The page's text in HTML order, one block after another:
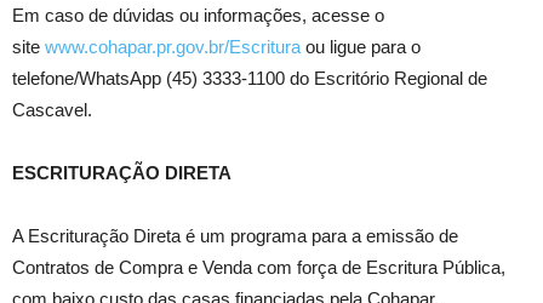
Em caso de dúvidas ou informações, acesse o
site www.cohapar.pr.gov.br/Escritura ou ligue para o
telefone/WhatsApp (45) 3333-1100 do Escritório Regional de
Cascavel.
ESCRITURAÇÃO DIRETA
A Escrituração Direta é um programa para a emissão de
Contratos de Compra e Venda com força de Escritura Pública,